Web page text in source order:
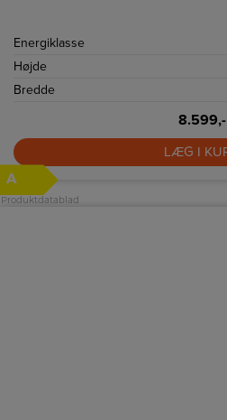
A
Produktdatablad
Energiklasse
Højde
Bredde
8.599,-
LÆG I